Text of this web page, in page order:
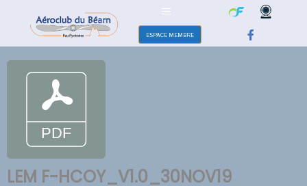
ESPACE MEMBRE
LEM F-HCOY_V1.0_30NOV19